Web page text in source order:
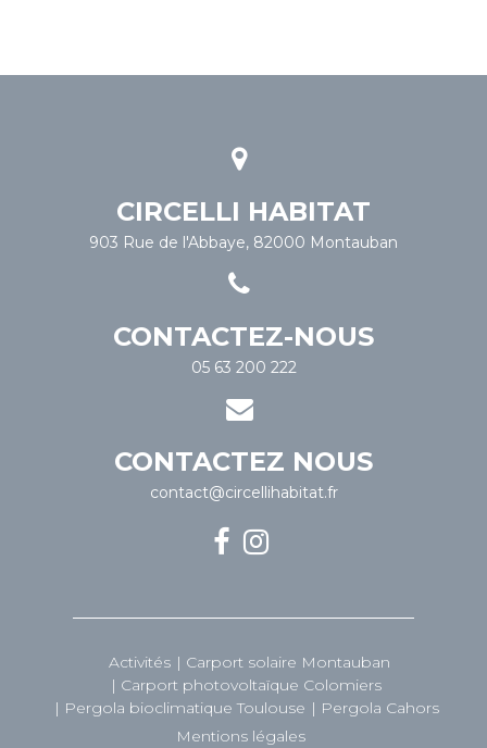
CIRCELLI HABITAT
903 Rue de l'Abbaye, 82000 Montauban
CONTACTEZ-NOUS
05 63 200 222
CONTACTEZ NOUS
contact@circellihabitat.fr
Activités
Carport solaire Montauban
Carport photovoltaïque Colomiers
Pergola bioclimatique Toulouse
Pergola Cahors
Mentions légales